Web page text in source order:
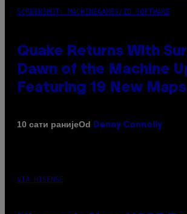
SCREENSHOT: MACHINEGAMES/ID SOFTWARE
Quake Returns With
Dawn of the Machine
Featuring 19 New Maps
10 сати ранијеOd Denny Connolly
VIA HISENSE